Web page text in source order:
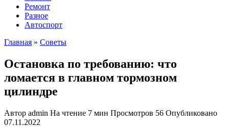
Ремонт
Разное
Автоспорт
Главная » Советы
Остановка по требованию: что
ломается в главном тормозном
цилиндре
Автор admin На чтение 7 мин Просмотров 56 Опубликовано
07.11.2022